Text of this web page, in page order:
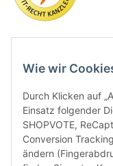
Wie wir
Durch Klicken auf
Einsatz folgender
SHOPVOTE,
Conversion
ändern